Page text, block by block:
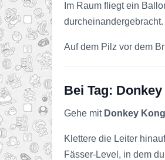
Im Raum fliegt ein
Auf dem Pilz vor dem
Bei Tag:
Gehe mit Donkey Kong
Klettere die Leiter
Fässer-Level, in dem